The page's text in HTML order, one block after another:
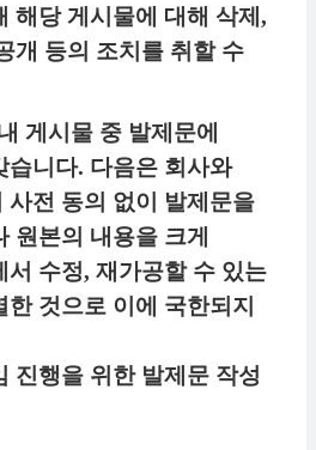
해당 게시물에 대해 삭제,
개 등의 조치를 취할 수
게시물 중 발제문에
습니다. 다음은 회사와
사전 동의 없이 발제문을
원본의 내용을 크게
서 수정, 재가공할 수 있는
것으로 이에 국한되지
진행을 위한 발제문 작성